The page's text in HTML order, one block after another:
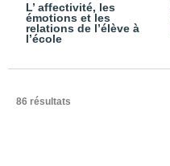
L’ affectivité, les
émotions et les
relations de l’élève à
l’école
86 résultats